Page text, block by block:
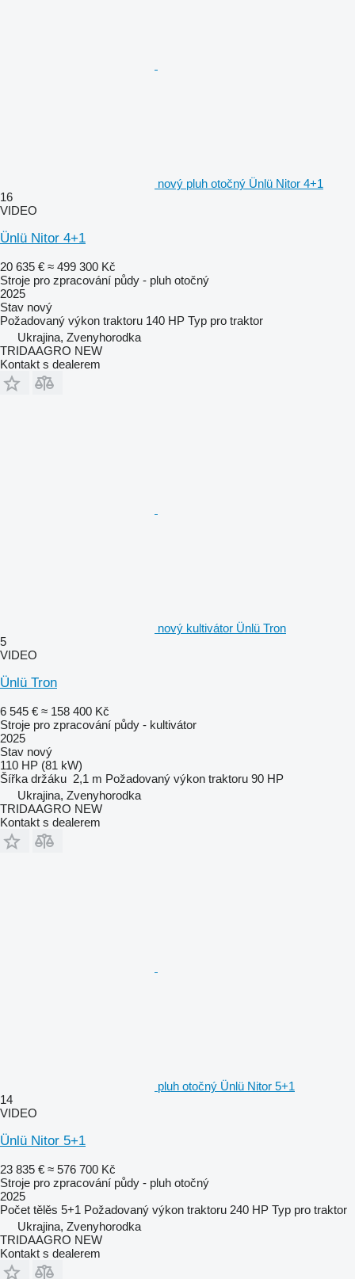
nový pluh otočný Ünlü Nitor 4+1
16
VIDEO
Ünlü Nitor 4+1
20 635 € ≈ 499 300 Kč
Stroje pro zpracování půdy - pluh otočný
2025
Stav nový
Požadovaný výkon traktoru 140 HP Typ pro traktor
Ukrajina, Zvenyhorodka
TRIDAAGRO NEW
Kontakt s dealerem
nový kultivátor Ünlü Tron
5
VIDEO
Ünlü Tron
6 545 € ≈ 158 400 Kč
Stroje pro zpracování půdy - kultivátor
2025
Stav nový
110 HP (81 kW)
Šířka držáku 2,1 m Požadovaný výkon traktoru 90 HP
Ukrajina, Zvenyhorodka
TRIDAAGRO NEW
Kontakt s dealerem
pluh otočný Ünlü Nitor 5+1
14
VIDEO
Ünlü Nitor 5+1
23 835 € ≈ 576 700 Kč
Stroje pro zpracování půdy - pluh otočný
2025
Počet tělěs 5+1 Požadovaný výkon traktoru 240 HP Typ pro traktor
Ukrajina, Zvenyhorodka
TRIDAAGRO NEW
Kontakt s dealerem